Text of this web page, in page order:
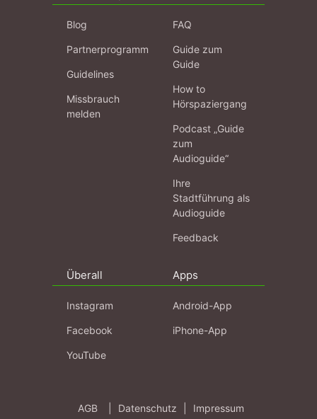
Blog
Partnerprogramm
Guidelines
Missbrauch
melden
FAQ
Guide zum
Guide
How to
Hörspaziergang
Podcast „Guide
zum
Audioguide“
Ihre
Stadtführung als
Audioguide
Feedback
Überall
Instagram
Facebook
YouTube
Apps
Android-App
iPhone-App
AGB Datenschutz Impressum